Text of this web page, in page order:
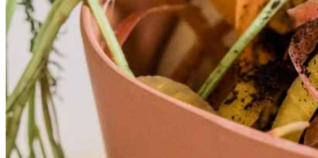
Fomenteml'alimentació
saludable.